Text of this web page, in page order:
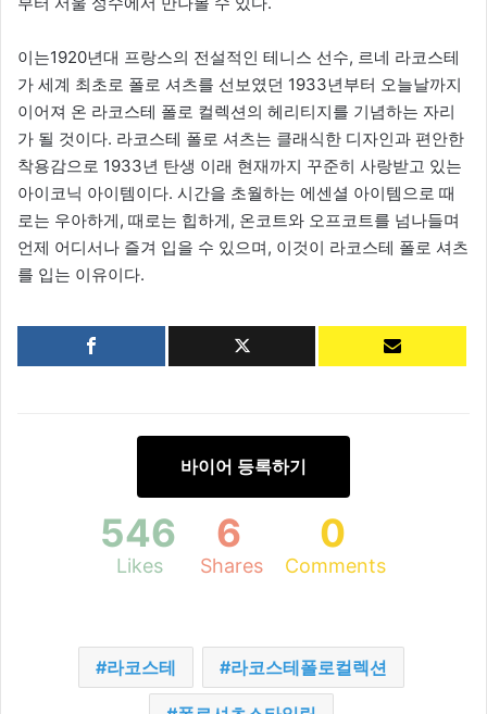
이는1920년대 프랑스의 전설적인 테니스 선수, 르네 라코스테
가 세계 최초로 폴로 셔츠를 선보였던 1933년부터 오늘날까지
이어져 온 라코스테 폴로 컬렉션의 헤리티지를 기념하는 자리
가 될 것이다. 라코스테 폴로 셔츠는 클래식한 디자인과 편안한
착용감으로 1933년 탄생 이래 현재까지 꾸준히 사랑받고 있는
아이코닉 아이템이다. 시간을 초월하는 에센셜 아이템으로 때
로는 우아하게, 때로는 힙하게, 온코트와 오프코트를 넘나들며
언제 어디서나 즐겨 입을 수 있으며, 이것이 라코스테 폴로 셔츠
를 입는 이유이다.
바이어 등록하기
546
Likes
6
Shares
0
Comments
라코스테 라코스테폴로컬렉션